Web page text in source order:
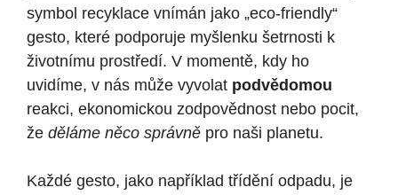
symbol recyklace vnímán jako „eco-friendly“
gesto, které podporuje myšlenku šetrnosti k
životnímu prostředí. V momentě, kdy ho
uvidíme, v nás může vyvolat podvědomou
reakci, ekonomickou zodpovědnost nebo pocit,
že děláme něco správně pro naši planetu.
Každé gesto, jako například třídění odpadu, je